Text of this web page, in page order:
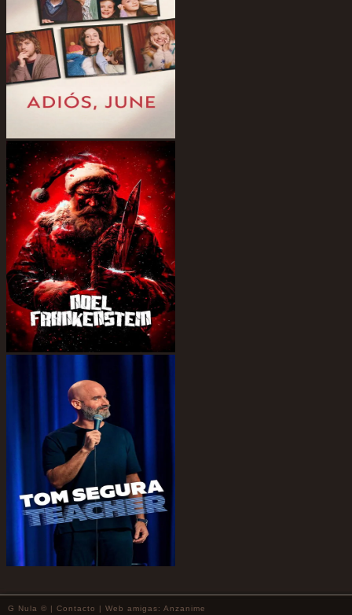
G Nula © | Contacto | Web amigas: Anzanime